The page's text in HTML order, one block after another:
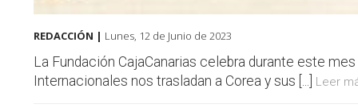
REDACCIÓN | Lunes, 12 de Junio de 2023
La Fundación CajaCanarias celebra durante este
Internacionales nos trasladan a Corea y sus [...]
Leer